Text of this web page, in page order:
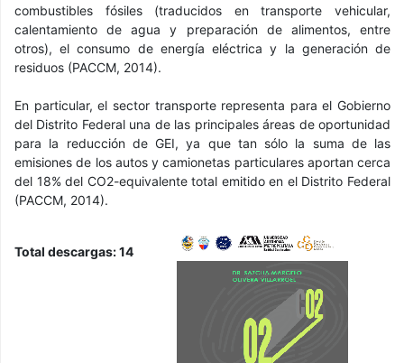
combustibles fósiles (traducidos en transporte vehicular,
calentamiento de agua y preparación de alimentos, entre
otros), el consumo de energía eléctrica y la generación de
residuos (PACCM, 2014).
En particular, el sector transporte representa para el Gobierno
del Distrito Federal una de las principales áreas de oportunidad
para la reducción de GEI, ya que tan sólo la suma de las
emisiones de los autos y camionetas particulares aportan cerca
del 18% del CO2-equivalente total emitido en el Distrito Federal
(PACCM, 2014).
Total descargas:14